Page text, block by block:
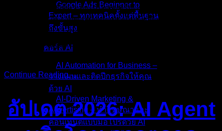
Google Ads Beginner to
Expert – ทุกเทคนิคตั้งแต่พื้นฐาน
ถึงขั้นสูง
คอร์ส AI
AI Automation for Business –
วางแผนและติดปีกธุรกิจให้คุณ
ด้วย AI
AI-Driven Marketing &
Advertising – ทำโฆษณาและ
คอนเทนต์แบบมือโปรด้วย AI
ล้างไพ่ความเชื่อเดิมๆ ทิ้งไปได้เลยครับ! เพราะในช่วงไตรมาส
แรกของปี 2026 โลกของปัญญาประดิษฐ์ได้ก้าวข้ามเส้นแบ่งที่
สำคัญที่สุดไปแล้ว นั่นคือการเปลี่ยนผ่านจากยุคของ “แชตบอต
(Chatbots)” ไปสู่ยุคของ “AI Agents” อย่างเต็มรูปแบบ! ลองนึก
Continue Reading →
อัปเดต 2026: AI Agent